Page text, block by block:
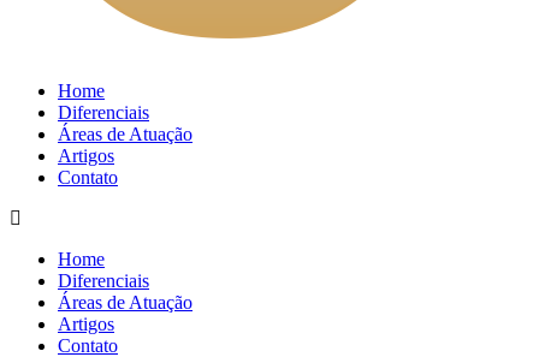
Home
Diferenciais
Áreas de Atuação
Artigos
Contato
Home
Diferenciais
Áreas de Atuação
Artigos
Contato